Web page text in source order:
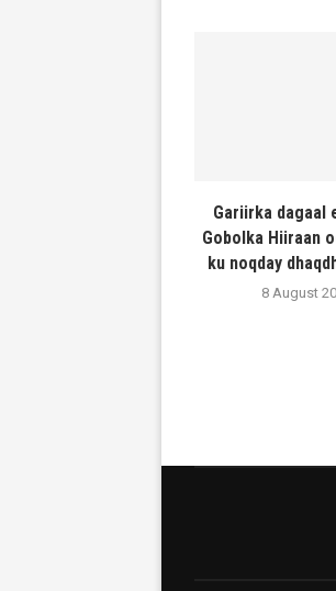
Gariirka dagaal
Gobolka Hiiraan
ku noqday
8 August